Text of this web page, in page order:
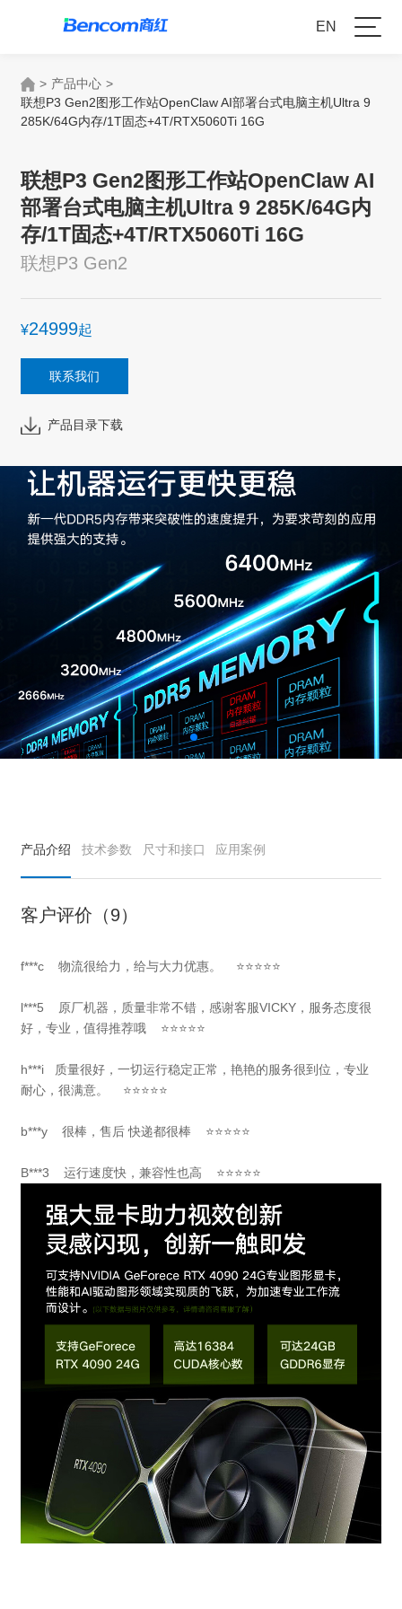
EN
> 产品中心 >
联想P3 Gen2图形工作站OpenClaw AI部署台式电脑主机Ultra 9
285K/64G内存/1T固态+4T/RTX5060Ti 16G
联想P3 Gen2图形工作站OpenClaw AI
部署台式电脑主机Ultra 9 285K/64G内
存/1T固态+4T/RTX5060Ti 16G
联想P3 Gen2
¥24999起
联系我们
产品目录下载
产品介绍 技术参数 尺寸和接口 应用案例
客户评价（9）
f***c 物流很给力，给与大力优惠。 ⭐⭐⭐⭐⭐
l***5 原厂机器，质量非常不错，感谢客服VICKY，服务态度很
好，专业，值得推荐哦 ⭐⭐⭐⭐⭐
h***i 质量很好，一切运行稳定正常，艳艳的服务很到位，专业
耐心，很满意。 ⭐⭐⭐⭐⭐
b***y 很棒，售后 快递都很棒 ⭐⭐⭐⭐⭐
B***3 运行速度快，兼容性也高 ⭐⭐⭐⭐⭐